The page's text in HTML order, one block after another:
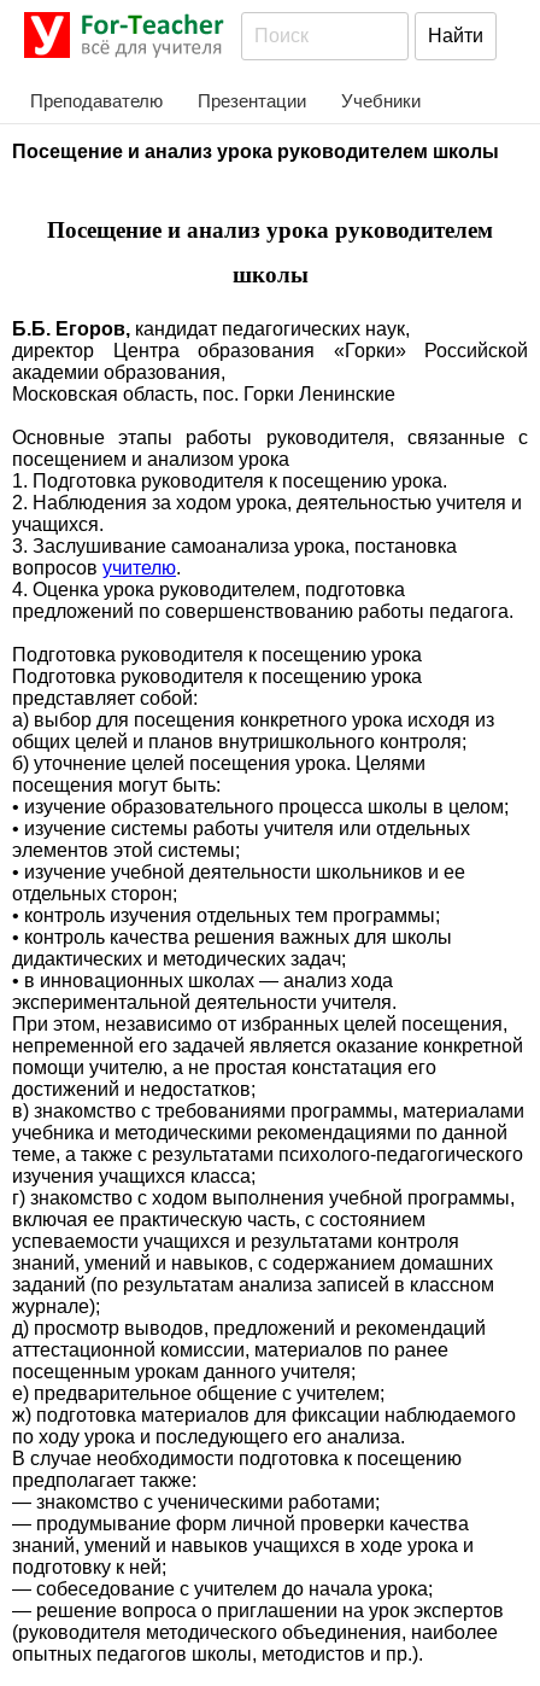
Преподавателю Презентации Учебники
Посещение и анализ урока руководителем школы
Посещение и анализ урока руководителем
школы
Б.Б. Егоров, кандидат педагогических наук,
директор Центра образования «Горки» Российской
академии образования,
Московская область, пос. Горки Ленинские
Основные этапы работы руководителя, связанные с
посещением и анализом урока
1. Подготовка руководителя к посещению урока.
2. Наблюдения за ходом урока, деятельностью учителя и
учащихся.
3. Заслушивание самоанализа урока, постановка
вопросов учителю.
4. Оценка урока руководителем, подготовка
предложений по совершенствованию работы педагога.
Подготовка руководителя к посещению урока
Подготовка руководителя к посещению урока
представляет собой:
а) выбор для посещения конкретного урока исходя из
общих целей и планов внутришкольного контроля;
б) уточнение целей посещения урока. Целями
посещения могут быть:
• изучение образовательного процесса школы в целом;
• изучение системы работы учителя или отдельных
элементов этой системы;
• изучение учебной деятельности школьников и ее
отдельных сторон;
• контроль изучения отдельных тем программы;
• контроль качества решения важных для школы
дидактических и методических задач;
• в инновационных школах — анализ хода
экспериментальной деятельности учителя.
При этом, независимо от избранных целей посещения,
непременной его задачей является оказание конкретной
помощи учителю, а не простая констатация его
достижений и недостатков;
в) знакомство с требованиями программы, материалами
учебника и методическими рекомендациями по данной
теме, а также с результатами психолого-педагогического
изучения учащихся класса;
г) знакомство с ходом выполнения учебной программы,
включая ее практическую часть, с состоянием
успеваемости учащихся и результатами контроля
знаний, умений и навыков, с содержанием домашних
заданий (по результатам анализа записей в классном
журнале);
д) просмотр выводов, предложений и рекомендаций
аттестационной комиссии, материалов по ранее
посещенным урокам данного учителя;
е) предварительное общение с учителем;
ж) подготовка материалов для фиксации наблюдаемого
по ходу урока и последующего его анализа.
В случае необходимости подготовка к посещению
предполагает также:
— знакомство с ученическими работами;
— продумывание форм личной проверки качества
знаний, умений и навыков учащихся в ходе урока и
подготовку к ней;
— собеседование с учителем до начала урока;
— решение вопроса о приглашении на урок экспертов
(руководителя методического объединения, наиболее
опытных педагогов школы, методистов и пр.).